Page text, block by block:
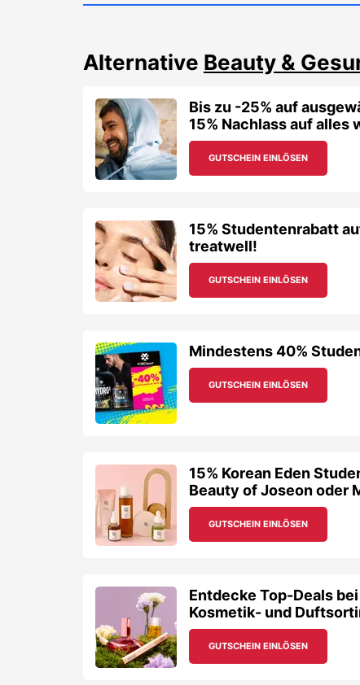
Alternative Beauty &
Bis zu -25% auf
15% Nachlass auf alles
GUTSCHEIN EINLÖSEN
15% Studentenrabatt
treatwell!
GUTSCHEIN EINLÖSEN
Mindestens 40%
GUTSCHEIN EINLÖSEN
15% Korean Eden
Beauty of Joseon oder
GUTSCHEIN EINLÖSEN
Entdecke Top-Deals
Kosmetik- und
GUTSCHEIN EINLÖSEN